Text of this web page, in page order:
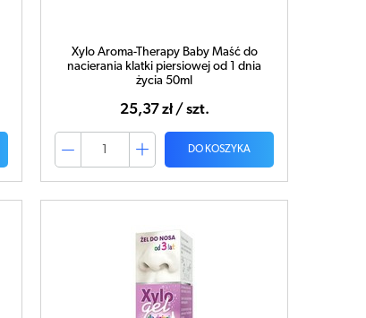
Xylo Aroma-Therapy Baby Maść do
nacierania klatki piersiowej od 1 dnia
życia 50ml
25,37 zł / szt.
DO KOSZYKA